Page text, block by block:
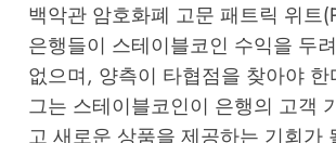
백악관 암호화폐 고문 패트릭 위트
은행들이 스테이블코인 수익을 두
없으며, 양측이 타협점을 찾아야
그는 스테이블코인이 은행의 고객
고 새로운 상품을 제공하는 기회가